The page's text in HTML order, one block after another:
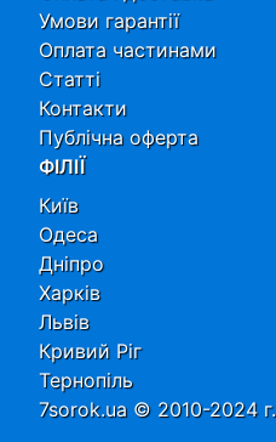
Умови гарантії
Оплата частинами
Статті
Контакти
Публічна оферта
ФІЛІЇ
Київ
Одеса
Дніпро
Харків
Львів
Кривий Ріг
Тернопіль
7sorok.ua © 2010-2024 г.